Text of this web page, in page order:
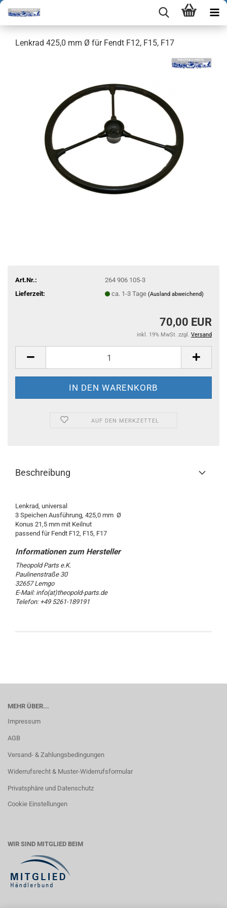
Lenkrad 425,0 mm Ø für Fendt F12, F15, F17
Art.Nr.:
264 906 105-3
Lieferzeit:
ca. 1-3 Tage (Ausland abweichend)
70,00 EUR
inkl. 19% MwSt. zzgl. Versand
AUF DEN MERKZETTEL
Beschreibung
Lenkrad, universal
3 Speichen Ausführung, 425,0 mm Ø
Konus 21,5 mm mit Keilnut
passend für Fendt F12, F15, F17
Theopold Parts e.K.
Paulinenstraße 30
32657 Lemgo
E-Mail: info(at)theopold-parts.de
Telefon: +49 5261-189191
MEHR ÜBER...
Impressum
AGB
Versand- & Zahlungsbedingungen
Widerrufsrecht & Muster-Widerrufsformular
Privatsphäre und Datenschutz
Cookie Einstellungen
WIR SIND MITGLIED BEIM